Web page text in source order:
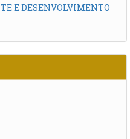
E DESENVOLVIMENTO